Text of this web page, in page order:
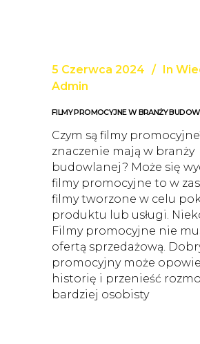
5 Czerwca 2024 In
Admin
FILMY PROMOCYJNE W BRANŻY
Czym są filmy
znaczenie mają w branży
budowlanej? Może się
filmy promocyjne to w
filmy tworzone w celu
produktu lub usługi.
Filmy promocyjne nie
ofertą sprzedażową.
promocyjny może
historię i przenieść
bardziej osobisty